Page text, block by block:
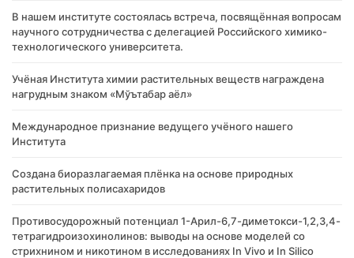
В нашем институте состоялась встреча, посвящённая вопросам
научного сотрудничества с делегацией Российского химико-
технологического университета.
Учёная Института химии растительных веществ награждена
нагрудным знаком «Мўътабар аёл»
Международное признание ведущего учёного нашего
Института
Создана биоразлагаемая плёнка на основе природных
растительных полисахаридов
Противосудорожный потенциал 1-Арил-6,7-диметокси-1,2,3,4-
тетрагидроизохинолинов: выводы на основе моделей со
стрихнином и никотином в исследованиях In Vivo и In Silico